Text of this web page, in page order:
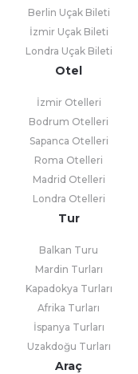
Berlin Uçak Bileti
İzmir Uçak Bileti
Londra Uçak Bileti
Otel
İzmir Otelleri
Bodrum Otelleri
Sapanca Otelleri
Roma Otelleri
Madrid Otelleri
Londra Otelleri
Tur
Balkan Turu
Mardin Turları
Kapadokya Turları
Afrika Turları
İspanya Turları
Uzakdoğu Turları
Araç